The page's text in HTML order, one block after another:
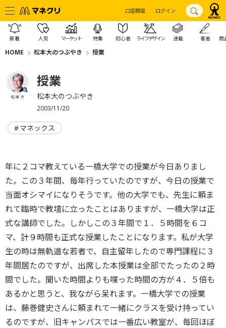
口座開設 ログイン
新着 人気 マーケット 特集 初心者 ライフデザイン 連載 著者 商
HOME 松本大のつぶやき 授業
松本 大
授業
松本大のつぶやき
2003/11/20
マネックス
年に２コマ教えている一橋大学での授業が今日ありまし
た。この３年間、毎年行っていたのですが、今日の授業で
当面オシマイになりそうです。他の大学でも、先生に頼ま
れて臨時で教壇に立ったことはありますが、一橋大学は正
式な講師でした。しかしこの３年間で１．５時間を６コ
マ、計９時間も正式な授業したことになります。私が大学
生の時は無軌道な若者で、自主留年したので専門課程に３
年間居たのですが、出席した本授業は全部でたったの２時
間でした。聞いた時間よりも喋った時間の方が４．５倍も
あるかと思うと、我ながら呆れます。一橋大学での授業
は、藤巻健史さんに頼まれて一緒にクラスを受け持ってい
るのですが、旧キャンパスでは一番広い教室が、毎回ほぼ